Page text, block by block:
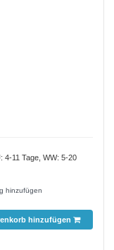
4-11 Tage, WW: 5-20
hinzufügen
hinzufügen